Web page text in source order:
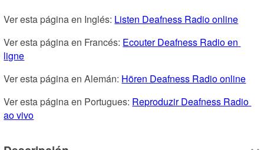
Ver esta página en Inglés: Listen Deafness Radio online
Ver esta página en Francés: Ecouter Deafness Radio en
ligne
Ver esta página en Alemán: Hören Deafness Radio online
Ver esta página en Portugues: Reproduzir Deafness Radio
ao vivo